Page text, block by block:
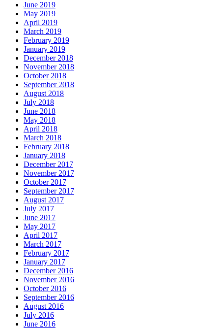
June 2019
May 2019
April 2019
March 2019
February 2019
January 2019
December 2018
November 2018
October 2018
September 2018
August 2018
July 2018
June 2018
May 2018
April 2018
March 2018
February 2018
January 2018
December 2017
November 2017
October 2017
September 2017
August 2017
July 2017
June 2017
May 2017
April 2017
March 2017
February 2017
January 2017
December 2016
November 2016
October 2016
September 2016
August 2016
July 2016
June 2016